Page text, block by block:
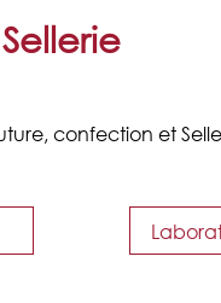
confection et